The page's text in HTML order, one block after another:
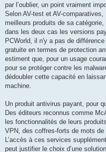
par l’oublier, un point vraiment
Selon AV-test et AV-
meilleurs produits de sa
dans les deux cas les versions
PCWorld, il n'y a pas de
gratuite en termes de protection
estiment que, pour un usage
pour se protéger contre les
dédoubler cette capacité en
machine.
Un produit antivirus payant, pour
Des éditeurs reconnus comme
les fonctionnalités de leurs
VPN, des coffres-forts de mots
L’accès à ces services
peut justifier le choix d’une